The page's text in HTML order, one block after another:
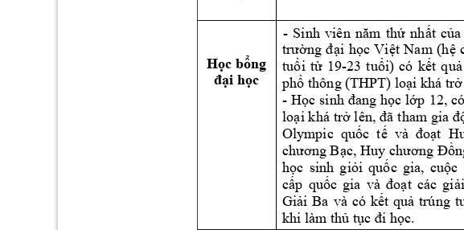
Học bổng
đại học
- Sinh viên năm thứ nhất của
trường đại học Việt Nam (hệ
tuổi từ 19-23 tuổi) có kết quả
phổ thông (THPT) loại khá trở
- Học sinh đang học lớp 12,
loại khá trở lên, đã tham gia
Olympic  quốc  tế và  đoạt
chương Bạc, Huy chương Đồ
học sinh giỏi quốc gia, cuộc
cấp quốc gia và đoạt các giả
Giải Ba và có kết quả trúng
khi làm thủ tục đi học.